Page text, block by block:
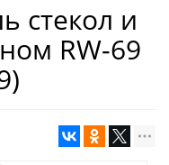
стекол и
RW-69